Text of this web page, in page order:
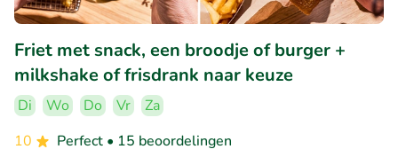
Friet met snack, een broodje of burger +
milkshake of frisdrank naar keuze
Di Wo Do Vr
Za
10
Perfect • 15 beoordelingen